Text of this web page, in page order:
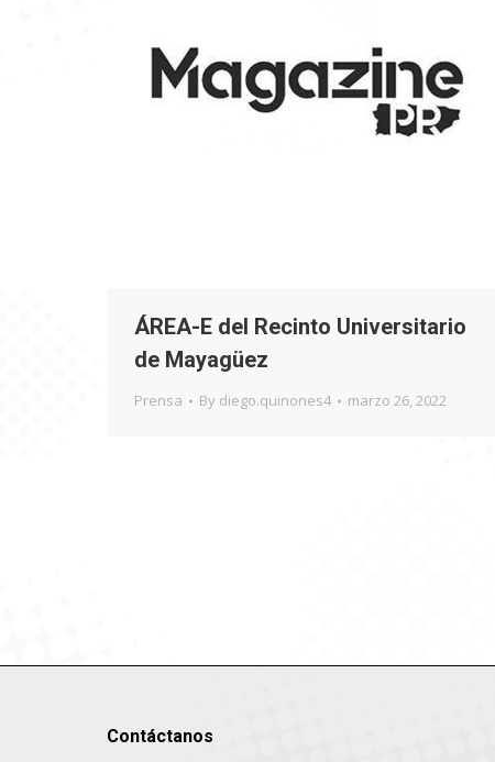
ÁREA-E del Recinto Universitario
de Mayagüez
Prensa By diego.quinones4 marzo 26, 2022
Contáctanos